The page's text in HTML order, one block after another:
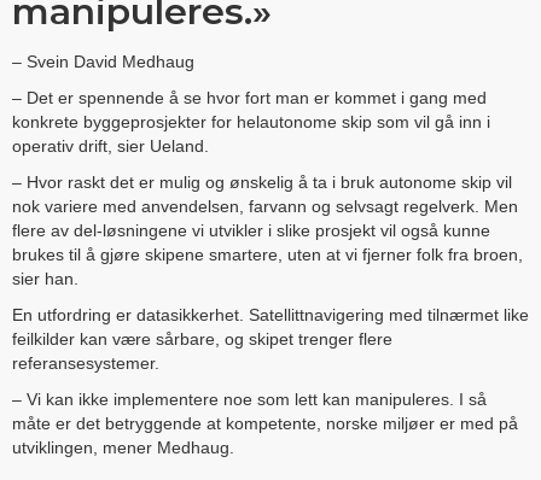
manipuleres.»
– Svein David Medhaug
– Det er spennende å se hvor fort man er kommet i gang med
konkrete byggeprosjekter for helautonome skip som vil gå inn i
operativ drift, sier Ueland.
– Hvor raskt det er mulig og ønskelig å ta i bruk autonome skip vil
nok variere med anvendelsen, farvann og selvsagt regelverk. Men
flere av del-løsningene vi utvikler i slike prosjekt vil også kunne
brukes til å gjøre skipene smartere, uten at vi fjerner folk fra broen,
sier han.
En utfordring er datasikkerhet. Satellittnavigering med tilnærmet like
feilkilder kan være sårbare, og skipet trenger flere
referansesystemer.
– Vi kan ikke implementere noe som lett kan manipuleres. I så
måte er det betryggende at kompetente, norske miljøer er med på
utviklingen, mener Medhaug.